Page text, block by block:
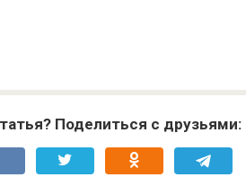
Поделиться с друзьями: